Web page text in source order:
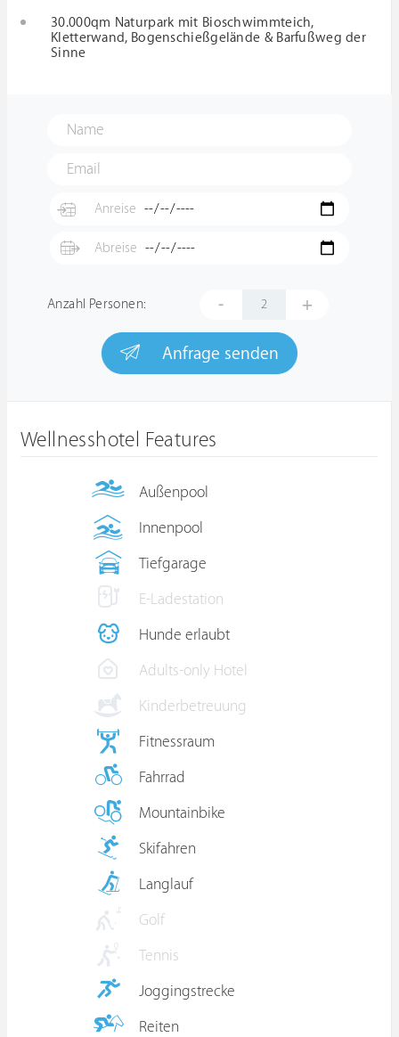
30.000qm Naturpark mit Bioschwimmteich,
Kletterwand, Bogenschießgelände & Barfußweg der
Sinne
Anzahl Personen: - +
Anfrage senden
Wellnesshotel Features
Außenpool
Innenpool
Tiefgarage
E-Ladestation
Hunde erlaubt
Adults-only Hotel
Kinderbetreuung
Fitnessraum
Fahrrad
Mountainbike
Skifahren
Langlauf
Golf
Tennis
Joggingstrecke
Reiten